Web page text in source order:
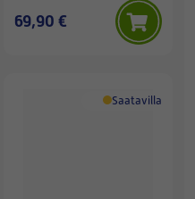
69,90 €
Saatavilla